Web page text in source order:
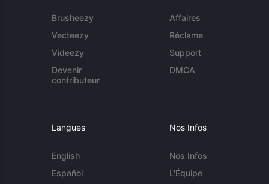
Brusheezy
Vecteezy
Videezy
Devenir
contributeur
Affaires
Réclame
Support
DMCA
Langues
English
Español
Nos Infos
Nos Infos
L'Équipe